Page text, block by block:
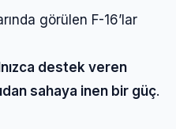
görülen F-16’lar
destek veren
sahaya inen bir güç.